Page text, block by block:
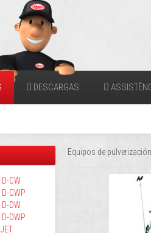
DESCARGAS
Equipos de pulverización.
CW
CWP
DW
DWP